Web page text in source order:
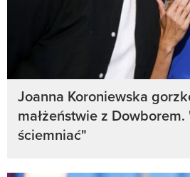
Joanna Koroniewska
małżeństwie z
ściemniać"